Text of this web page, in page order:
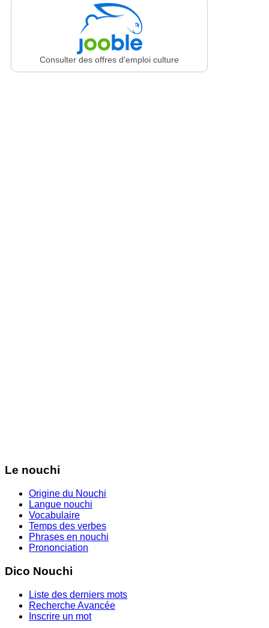
Consulter des offres d'emploi culture
Le nouchi
Origine du Nouchi
Langue nouchi
Vocabulaire
Temps des verbes
Phrases en nouchi
Prononciation
Dico Nouchi
Liste des derniers mots
Recherche Avancée
Inscrire un mot